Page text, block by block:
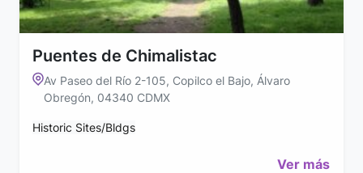
Puentes de Chimalistac
Av Paseo del Río 2-105, Copilco el Bajo, Álvaro
Obregón, 04340 CDMX
Historic Sites/Bldgs
Ver más